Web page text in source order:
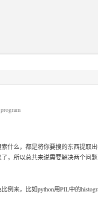
program
什么，都是将你要搜的东西提取
，所以总共来说需要解决两个问
例来，比如python用PIL中的